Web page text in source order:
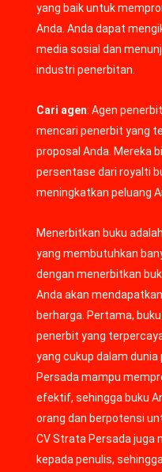
yang baik untuk
Anda. Anda dapat
media sosial dan
industri penerbitan.
Cari agen: Agen
mencari penerbit yang
proposal Anda. Mereka
persentase dari royalti
meningkatkan peluang
Menerbitkan buku
yang membutuhkan
dengan menerbitkan
Anda akan
berharga. Pertama,
penerbit yang
yang cukup dalam
Persada mampu
efektif, sehingga buku
orang dan berpotensi
CV Strata Persada juga
kepada penulis,